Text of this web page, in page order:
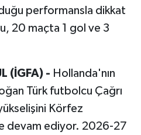
performansla dikkat
20 maçta 1 gol ve 3
(İGFA) - Hollanda'nın
Türk futbolcu Çağrı
Körfez
devam ediyor. 2026-27